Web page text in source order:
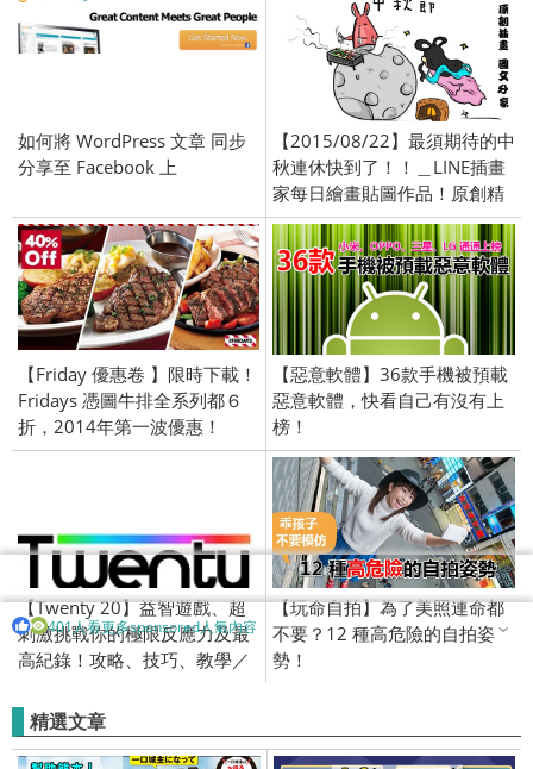
如何將 WordPress 文章 同步
分享至 Facebook 上
【2015/08/22】最須期待的中
秋連休快到了！！＿LINE插畫
家每日繪畫貼圖作品！原創精
彩連載中！
【Friday 優惠卷 】限時下載！
Fridays 憑圖牛排全系列都６
折，2014年第一波優惠！
【惡意軟體】36款手機被預載
惡意軟體，快看自己有沒有上
榜！
【Twenty 20】益智遊戲、超
刺激挑戰你的極限反應力及最
高紀錄！攻略、技巧、教學／
【玩命自拍】為了美照連命都
不要？12 種高危險的自拍姿
勢！
精選文章
401人看更多sponsored人氣內容